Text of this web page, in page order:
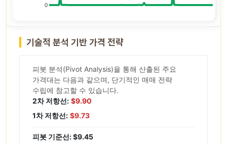
0
기술적 분석 기반 가격 전략
피봇 분석(Pivot Analysis)을 통해 산출된 주요
가격대는 다음과 같으며, 단기적인 매매 전략
수립에 참고할 수 있습니다.
2차 저항선: $9.90
1차 저항선: $9.73
피봇 기준선: $9.45